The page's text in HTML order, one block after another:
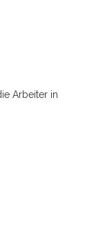
Arbeiter in